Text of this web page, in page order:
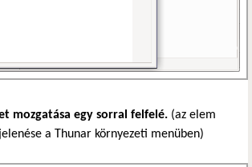
mozgatása egy sorral felfelé. (az elem
a Thunar környezeti menüben)